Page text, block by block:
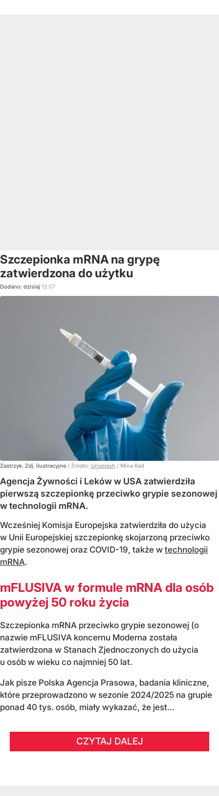
Szczepionka mRNA na grypę
zatwierdzona do użytku
Dodano: dzisiaj 12:57
Zastrzyk. Zdj. ilustracyjne / Źródło: Unsplash / Mina Rad
Agencja Żywności i Leków w USA zatwierdziła
pierwszą szczepionkę przeciwko grypie sezonowej
w technologii mRNA.
Wcześniej Komisja Europejska zatwierdziła do użycia
w Unii Europejskiej szczepionkę skojarzoną przeciwko
grypie sezonowej oraz COVID-19, także w technologii
mRNA.
mFLUSIVA w formule mRNA dla osób
powyżej 50 roku życia
Szczepionka mRNA przeciwko grypie sezonowej (o
nazwie mFLUSIVA koncernu Moderna została
zatwierdzona w Stanach Zjednoczonych do użycia
u osób w wieku co najmniej 50 lat.
Jak pisze Polska Agencja Prasowa, badania kliniczne,
które przeprowadzono w sezonie 2024/2025 na grupie
ponad 40 tys. osób, miały wykazać, że jest...
CZYTAJ DALEJ